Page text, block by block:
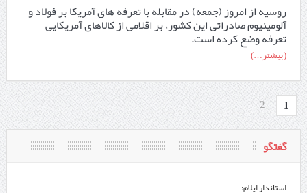
روسیه از امروز (جمعه) در مقابله با تعرفه های آمریکا بر فولاد و
آلومینیوم صادراتی این کشور، بر اقلامی از کالاهای آمریکایی
تعرفه وضع کرده است.
(بیشتر…)
1
2
گفتگو
استاندار ایلام: